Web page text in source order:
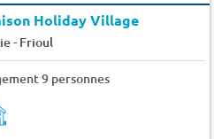
Holiday Village
- Frioul
9 personnes